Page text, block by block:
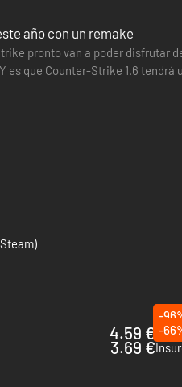
año con un remake
pronto van a poder disfrutar
es que Counter-Strike 1.6
visto, el juego ha sido
4.59 €
-
3.69 €
-